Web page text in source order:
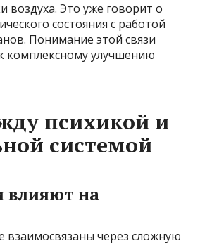
воздуха. Это уже говорит о
состояния с работой
Понимание этой связи
комплексному улучшению
психикой и
системой
влияют на
через сложную